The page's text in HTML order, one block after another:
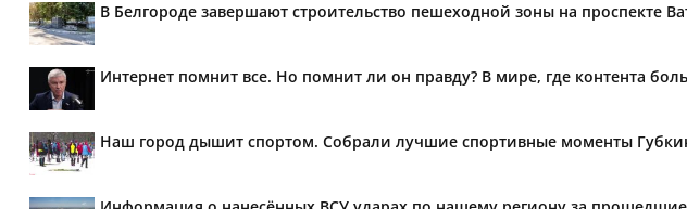
В Белгороде завершают строительство пешеходной зоны на проспекте
Интернет помнит все. Но помнит ли он правду? В мире, где контента
Наш город дышит спортом. Собрали лучшие спортивные моменты